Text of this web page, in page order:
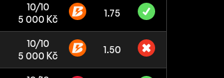
10/10
5 000 Kč
1.75
10/10
5 000 Kč
1.50